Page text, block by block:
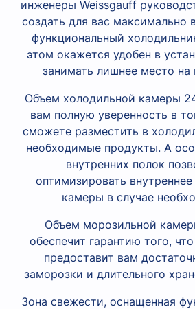
инженеры Weissgauff
создать для вас максимально
функциональный
этом окажется удобен в
занимать лишнее место на
Объем холодильной камеры
вам полную уверенность в
сможете разместить в
необходимые продукты. А
внутренних полок
оптимизировать
камеры в случае
Объем морозильной
обеспечит гарантию того,
предоставит вам
заморозки и длительного
Зона свежести, оснащенная